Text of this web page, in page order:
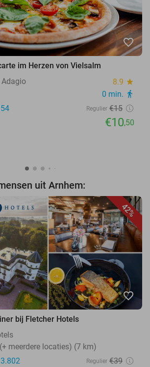
favorite_border
im Herzen von Vielsalm
Adagio
8.9 star
0 min. directions_walk
Regulier €15
€10,50
uit Arnhem:
42%
favorite_border
bij Fletcher Hotels
meerdere locaties) (7 km)
Regulier €39